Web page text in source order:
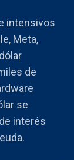
intensivos
Meta,
de
se
interés